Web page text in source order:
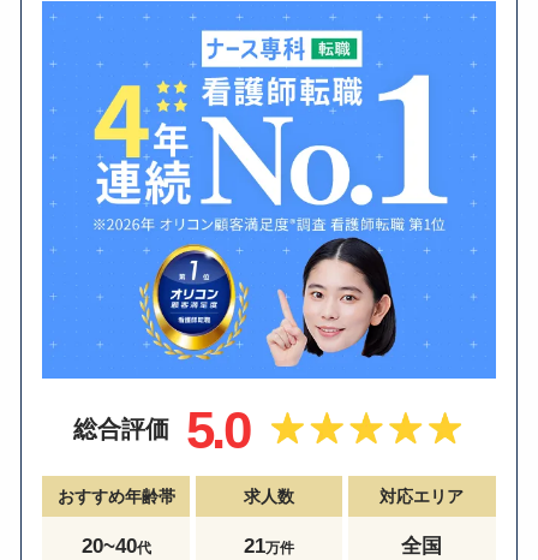
総合評価 5.0
おすすめ年齢帯
20~40代
求人数
21万件
対応エリア
全国